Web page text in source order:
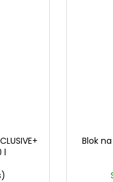
l
Blok